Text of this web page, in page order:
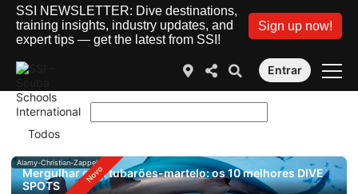
SSI NEWSLETTER: Dive destinations,
training insights, industry updates, and
expert tips — get the latest from SSI!
Sign up now!
Entrar
Alamy-Christian-Zappel
Mergulhar com tubarões-martelo: os 10 melhores DIVE
SPOTS